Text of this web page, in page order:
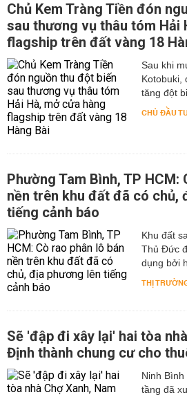
Chủ Kem Tràng Tiền đón
sau thương vụ thâu tóm Hải
flagship trên đất vàng 18
Sau khi
Kotobuki,
tăng đột
CHỦ ĐẦU
Phường Tam Bình, TP HCM:
nền trên khu đất đã có chủ,
tiếng cảnh báo
Khu đất
Thủ Đức
dụng bởi
THỊ
Sẽ 'đập đi xây lại' hai tòa
Định thành chung cư cho
Ninh
tầng đã